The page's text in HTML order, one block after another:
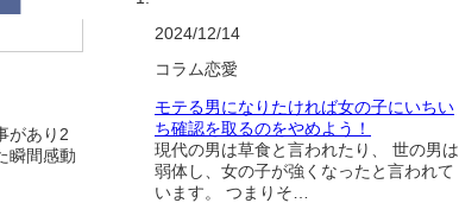
があり2
瞬間感動
2024/12/14
コラム恋愛
モテる男になりたければ女の子にいちい
ち確認を取るのをやめよう！
現代の男は草食と言われたり、 世の男は
弱体し、女の子が強くなったと言われて
います。 つまりそ…